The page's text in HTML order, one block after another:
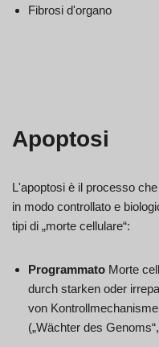
Fibrosi d'organo
Apoptosi
L'apoptosi è il processo
in modo controllato e
tipi di „morte cellulare“:
Programmato Morte
durch starken oder
von
(„Wächter des